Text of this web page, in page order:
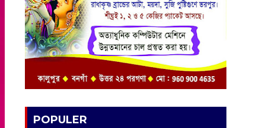
POPULER